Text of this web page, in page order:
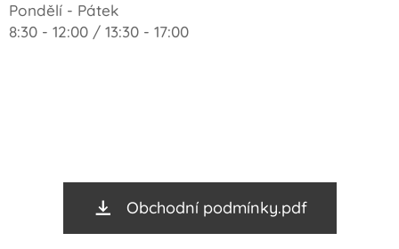
Pondělí - Pátek
8:30 - 12:00 / 13:30 - 17:00
Obchodní podmínky.pdf